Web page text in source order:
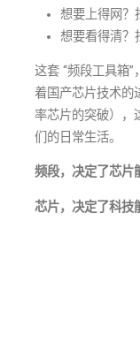
想要上得网？
想要看得清？
这套 “频段工具箱
着国产芯片技术的
率芯片的突破），
们的日常生活。
频段，决定了芯片
芯片，决定了科技